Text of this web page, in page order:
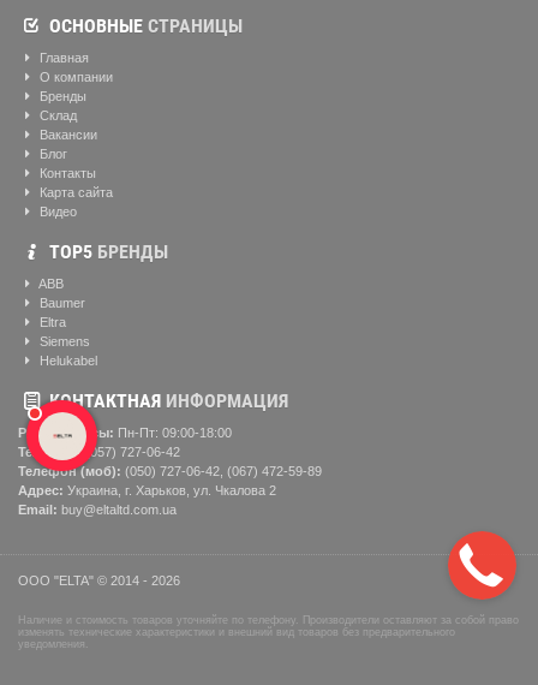
ОСНОВНЫЕ СТРАНИЦЫ
Главная
О компании
Бренды
Склад
Вакансии
Блог
Контакты
Карта сайта
Видео
ТОР5 БРЕНДЫ
ABB
Baumer
Eltra
Siemens
Helukabel
КОНТАКТНАЯ ИНФОРМАЦИЯ
Рабочие часы: Пн-Пт: 09:00-18:00
Телефон: (057) ‎727-06-42
Телефон (моб): (050) 727-06-42, (067) 472-59-89
Адрес: Украина, г. Харьков, ул. Чкалова 2
Email: buy@eltaltd.com.ua
ООО "ELTA" © 2014 - 2026
Наличие и стоимость товаров уточняйте по телефону. Производители оставляют за собой право
изменять технические характеристики и внешний вид товаров без предварительного
уведомления.